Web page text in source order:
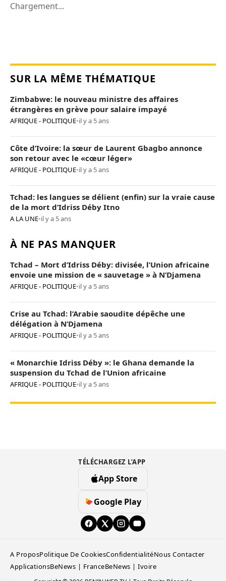
Chargement...
SUR LA MÊME THÉMATIQUE
Zimbabwe: le nouveau ministre des affaires
étrangères en grève pour salaire impayé
AFRIQUE - POLITIQUE•il y a 5 ans
Côte d’Ivoire: la sœur de Laurent Gbagbo annonce
son retour avec le «cœur léger»
AFRIQUE - POLITIQUE•il y a 5 ans
Tchad: les langues se délient (enfin) sur la vraie cause
de la mort d’Idriss Déby Itno
A LA UNE•il y a 5 ans
À NE PAS MANQUER
Tchad – Mort d’Idriss Déby: divisée, l’Union africaine
envoie une mission de « sauvetage » à N’Djamena
AFRIQUE - POLITIQUE•il y a 5 ans
Crise au Tchad: l’Arabie saoudite dépêche une
délégation à N’Djamena
AFRIQUE - POLITIQUE•il y a 5 ans
« Monarchie Idriss Déby »: le Ghana demande la
suspension du Tchad de l’Union africaine
AFRIQUE - POLITIQUE•il y a 5 ans
TÉLÉCHARGEZ L’APP
App Store
Google Play
A ProposPolitique De CookiesConfidentialitéNous Contacter
ApplicationsBeNews | FranceBeNews | Ivoire